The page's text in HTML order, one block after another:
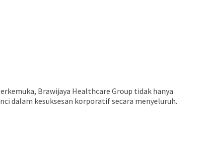
Brawijaya Healthcare Group tidak hanya
dalam kesuksesan korporatif secara menyeluruh.